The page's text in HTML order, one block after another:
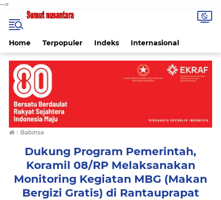
-->
Home Terpopuler Indeks Internasional
› Babinsa
Dukung Program Pemerintah,
Koramil 08/RP Melaksanakan
Monitoring Kegiatan MBG (Makan
Bergizi Gratis) di Rantauprapat